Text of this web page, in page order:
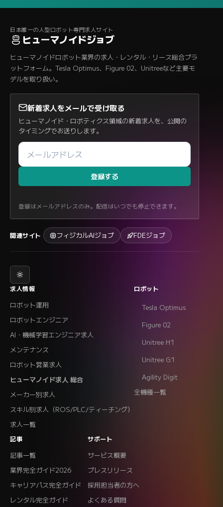
日本唯一の人型ロボット専門求人サイト
ヒューマノイドジョブ
ヒューマノイドロボット業界の求人・レンタル・リース総合プラ
ットフォーム。Tesla Optimus、Figure 02、Unitreeなど主要モ
デルを取り扱い。
新着求人をメールで受け取る
ヒューマノイド・ロボティクス領域の新着求人を、公開の
タイミングでお送りします。
登録する
登録はメールアドレスのみ。配信はいつでも停止できます。
関連サイト フィジカルAIジョブ FDEジョブ
求人情報
ロボット運用
ロボットエンジニア
AI・機械学習エンジニア求人
メンテナンス
ロボット営業求人
ヒューマノイド求人 総合
メーカー別求人
スキル別求人（ROS/PLC/ティーチング）
求人一覧
ロボット
Tesla Optimus
Figure 02
Unitree H1
Unitree G1
Agility Digit
全機種一覧
記事
記事一覧
業界完全ガイド2026
キャリアパス完全ガイド
レンタル完全ガイド
サポート
サービス概要
プレスリリース
採用担当者の方へ
よくある質問